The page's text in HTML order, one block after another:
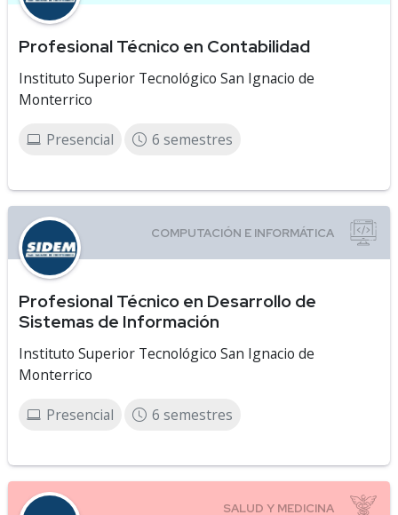
Profesional Técnico en Contabilidad
Instituto Superior Tecnológico San Ignacio de
Monterrico
Presencial 6 semestres
Profesional Técnico en Desarrollo de
Sistemas de Información
Instituto Superior Tecnológico San Ignacio de
Monterrico
Presencial 6 semestres